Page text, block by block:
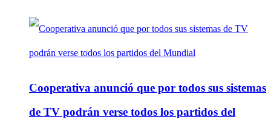
Cooperativa anunció que por todos sus sistemas
de TV podrán verse todos los partidos del